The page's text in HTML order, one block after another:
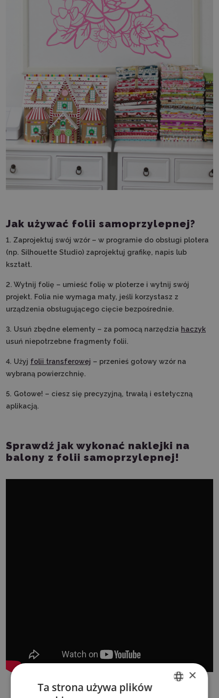
Jak używać folii samoprzylepnej?
1. Zaprojektuj swój wzór – w programie do obsługi plotera
(np. Silhouette Studio) zaprojektuj grafikę, napis lub
kształt.
2. Wytnij folię – umieść folię w ploterze i wytnij swój
projekt. Folia nie wymaga maty, jeśli korzystasz z
urządzenia obsługującego cięcie bezpośrednie.
3. Usuń zbędne elementy – za pomocą narzędzia haczyk
usuń niepotrzebne fragmenty folii.
4. Użyj folii transferowej – przenieś gotowy wzór na
wybraną powierzchnię.
5. Gotowe! – ciesz się precyzyjną, trwałą i estetyczną
aplikacją.
Sprawdź jak wykonać naklejki na
balony z folii samoprzylepnej!
×
Ta strona używa plików